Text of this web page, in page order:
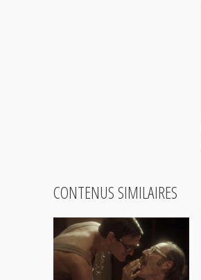
CONTENUS SIMILAIRES